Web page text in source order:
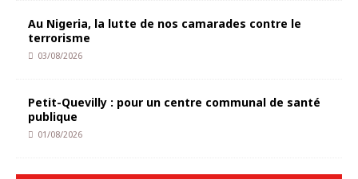
Au Nigeria, la lutte de nos camarades contre le
terrorisme
03/08/2026
Petit-Quevilly : pour un centre communal de santé
publique
01/08/2026